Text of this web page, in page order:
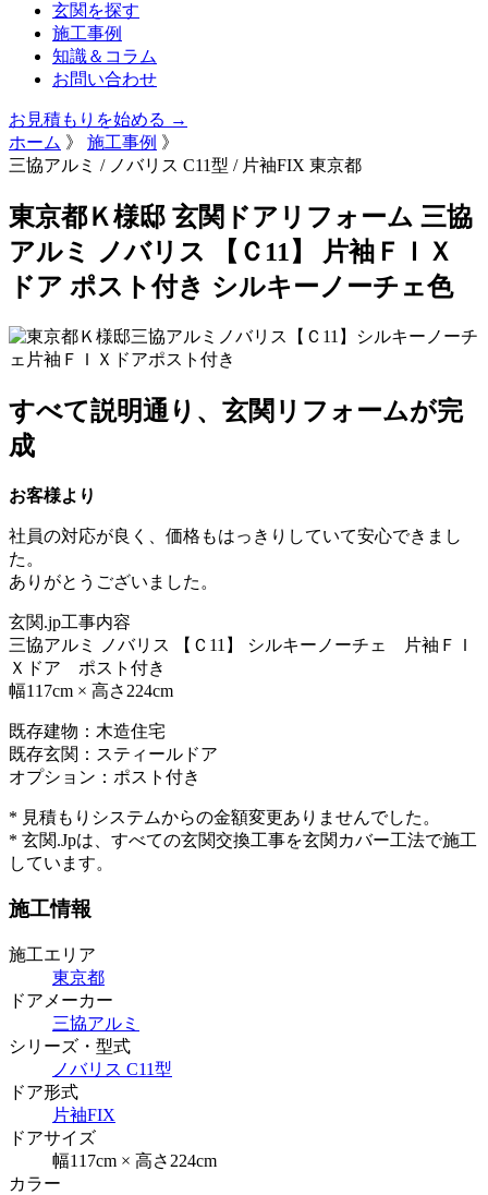
玄関を探す
施工事例
知識＆コラム
お問い合わせ
お見積もりを始める →
ホーム 》 施工事例 》
三協アルミ / ノバリス C11型 / 片袖FIX 東京都
東京都Ｋ様邸 玄関ドアリフォーム 三協
アルミ ノバリス 【Ｃ11】 片袖ＦＩＸ
ドア ポスト付き シルキーノーチェ色
すべて説明通り、玄関リフォームが完
成
お客様より
社員の対応が良く、価格もはっきりしていて安心できまし
た。
ありがとうございました。
玄関.jp工事内容
三協アルミ ノバリス 【Ｃ11】 シルキーノーチェ 片袖ＦＩ
Ｘドア ポスト付き
幅117cm × 高さ224cm
既存建物：木造住宅
既存玄関：スティールドア
オプション：ポスト付き
* 見積もりシステムからの金額変更ありませんでした。
* 玄関.Jpは、すべての玄関交換工事を玄関カバー工法で施工
しています。
施工情報
施工エリア
東京都
ドアメーカー
三協アルミ
シリーズ・型式
ノバリス C11型
ドア形式
片袖FIX
ドアサイズ
幅117cm × 高さ224cm
カラー